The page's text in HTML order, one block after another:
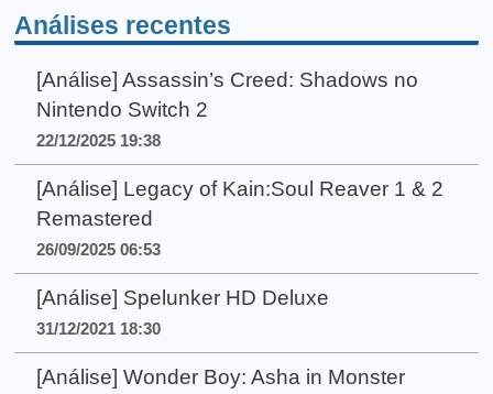
Análises recentes
[Análise] Assassin’s Creed: Shadows no
Nintendo Switch 2
22/12/2025 19:38
[Análise] Legacy of Kain:Soul Reaver 1 & 2
Remastered
26/09/2025 06:53
[Análise] Spelunker HD Deluxe
31/12/2021 18:30
[Análise] Wonder Boy: Asha in Monster